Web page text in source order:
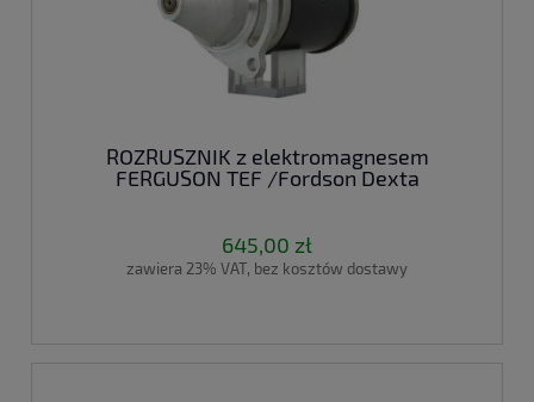
ROZRUSZNIK z elektromagnesem
FERGUSON TEF /Fordson Dexta
645,00 zł
zawiera 23% VAT, bez kosztów dostawy